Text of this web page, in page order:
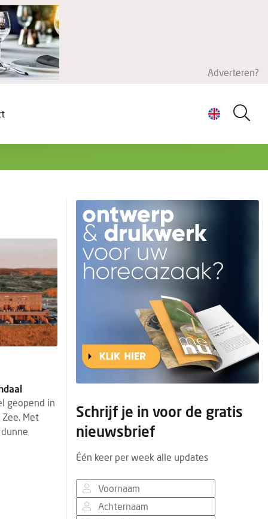
Adverteren?
geopend in
Met
Schrijf je in voor de gratis
nieuwsbrief
Één keer per week alle updates